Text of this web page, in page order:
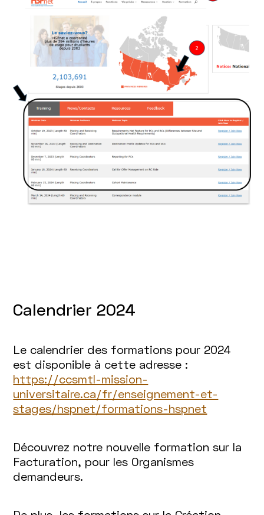
Calendrier 2024
Le calendrier des formations pour 2024
est disponible à cette adresse :
https://ccsmtl-mission-
universitaire.ca/fr/enseignement-et-
stages/hspnet/formations-hspnet
Découvrez notre nouvelle formation sur la
Facturation, pour les Organismes
demandeurs.